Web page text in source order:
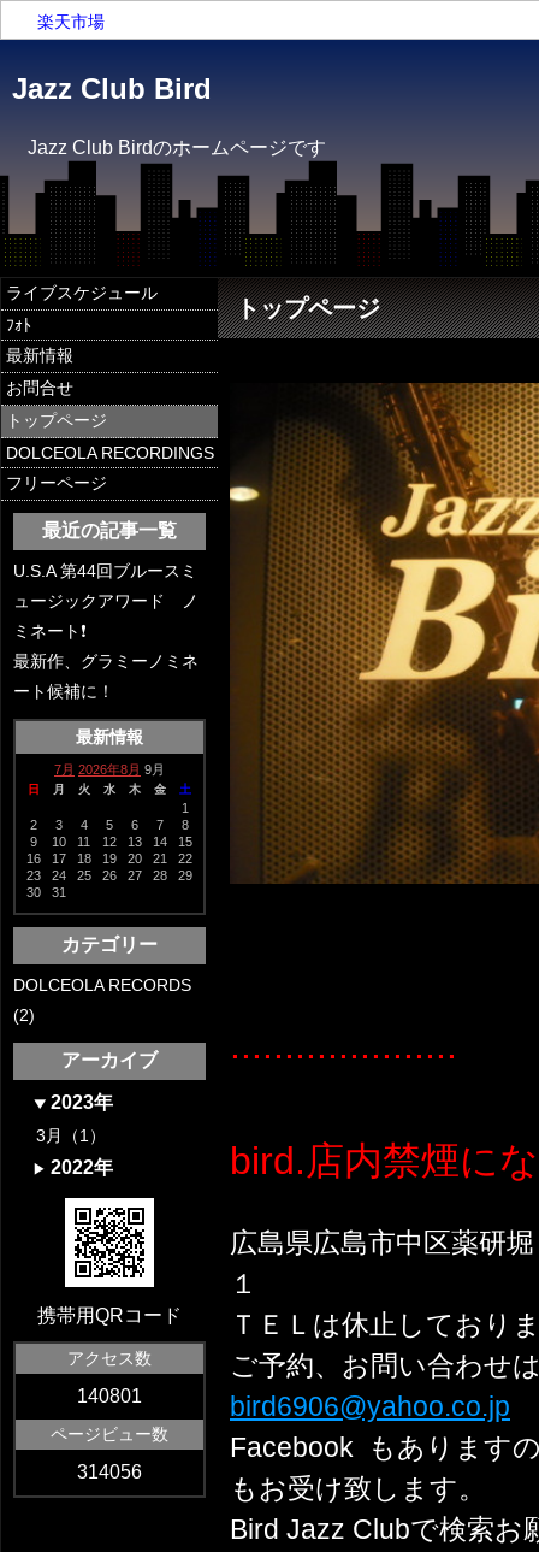
楽天市場
Jazz Club Bird
Jazz Club Birdのホームページです
トップページ
.....................
bird.店内禁煙に
広島県広島市中区薬研
１
ＴＥＬは休止しており
ご予約、お問い合わせ
bird6906@yahoo.co.jp
Facebook もあります
もお受け致します。
Bird Jazz Clubで検索お
ライブスケジュール
ﾌｫﾄ
最新情報
お問合せ
トップページ
DOLCEOLA RECORDINGS
フリーページ
最近の記事一覧
U.S.A 第44回ブルースミ
ュージックアワード ノ
ミネート❗️
最新作、グラミーノミネ
ート候補に！
最新情報
7月 2026年8月 9月
日 月 火 水 木 金 土
1
2
3 4 5 6 7
8
9
10 11 12 13 14
15
16
17 18 19 20 21
22
23
24 25 26 27 28
29
30
31
カテゴリー
DOLCEOLA RECORDS
(2)
アーカイブ
2023年
3月（1）
2022年
携帯用QRコード
アクセス数
140801
ページビュー数
314056